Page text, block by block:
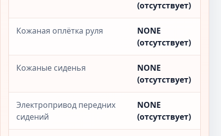
(отсутствует)
Кожаная оплётка руля
NONE
(отсутствует)
Кожаные сиденья
NONE
(отсутствует)
Электропривод передних
сидений
NONE
(отсутствует)